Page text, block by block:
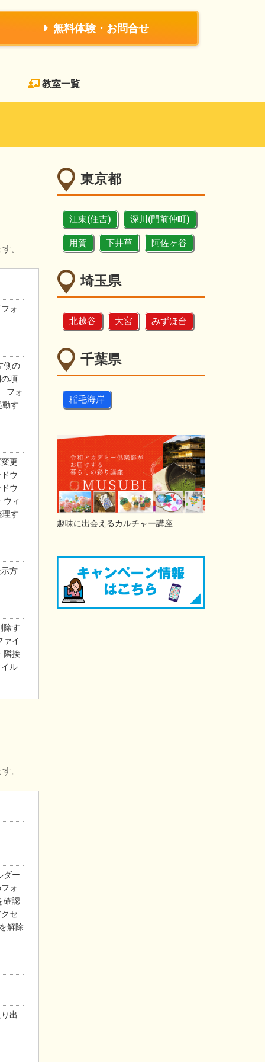
無料体験・お問合せ
教室一覧
。
ォ
側の
項
フォ
す
更
ウ
ウ
ウィ
す
方
す
イ
隣接
ル
。
ー
ォ
確認
セ
解除
出
東京都
江東(住吉) 深川(門前仲町)
用賀 下井草 阿佐ヶ谷
埼玉県
北越谷 大宮 みずほ台
千葉県
稲毛海岸
趣味に出会えるカルチャー講座